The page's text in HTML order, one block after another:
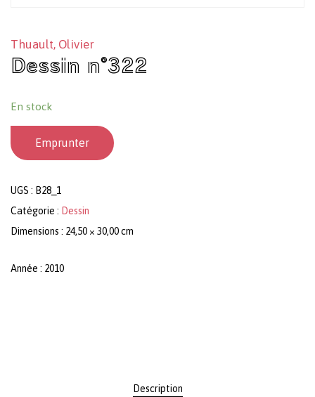
Thuault, Olivier
Dessin n°322
En stock
Emprunter
UGS : B28_1
Catégorie : Dessin
Dimensions : 24,50 × 30,00 cm
Année : 2010
Description